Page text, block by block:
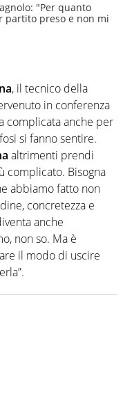
"Per quanto
partito preso e non mi
, il tecnico della
in conferenza
complicata anche per
si fanno sentire.
altrimenti prendi
complicato. Bisogna
abbiamo fatto non
concretezza e
anche
non so. Ma è
il modo di uscire